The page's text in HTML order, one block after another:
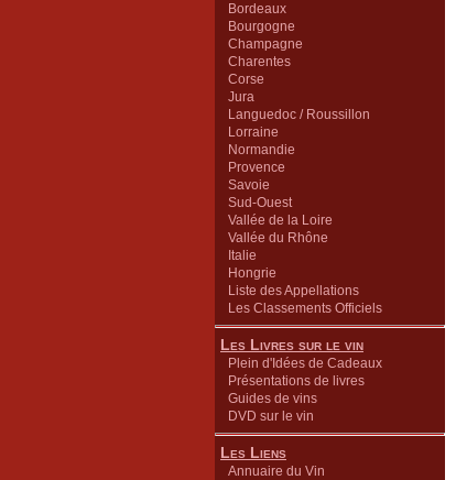
Bordeaux
Bourgogne
Champagne
Charentes
Corse
Jura
Languedoc / Roussillon
Lorraine
Normandie
Provence
Savoie
Sud-Ouest
Vallée de la Loire
Vallée du Rhône
Italie
Hongrie
Liste des Appellations
Les Classements Officiels
Les Livres sur le vin
Plein d'Idées de Cadeaux
Présentations de livres
Guides de vins
DVD sur le vin
Les Liens
Annuaire du Vin